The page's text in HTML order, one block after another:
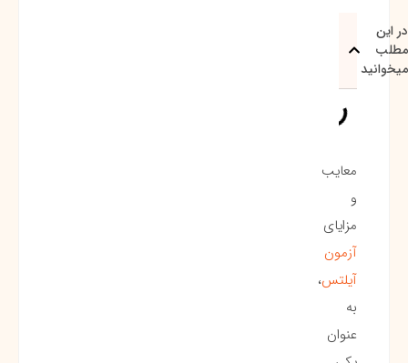
در این
مطلب
میخوانید
معایب
و
مزایای
آزمون
آیلتس،
به
عنوان